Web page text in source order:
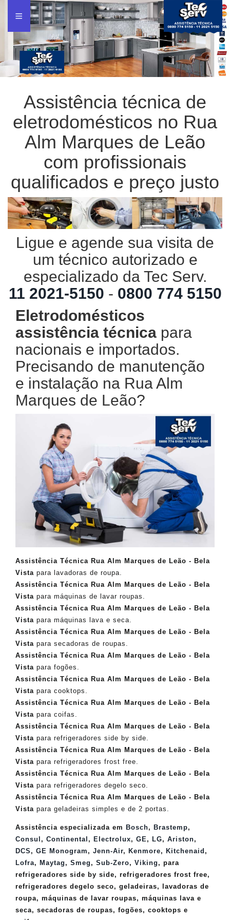
Assistência técnica de
eletrodomésticos no Rua
Alm Marques de Leão
com profissionais
qualificados e preço justo
Ligue e agende sua visita de
um técnico autorizado e
especializado da Tec Serv.
11 2021-5150 - 0800 774 5150
Eletrodomésticos
assistência técnica para
nacionais e importados.
Precisando de manutenção
e instalação na Rua Alm
Marques de Leão?
Assistência Técnica Rua Alm Marques de Leão - Bela
Vista para lavadoras de roupa.
Assistência Técnica Rua Alm Marques de Leão - Bela
Vista para máquinas de lavar roupas.
Assistência Técnica Rua Alm Marques de Leão - Bela
Vista para máquinas lava e seca.
Assistência Técnica Rua Alm Marques de Leão - Bela
Vista para secadoras de roupas.
Assistência Técnica Rua Alm Marques de Leão - Bela
Vista para fogões.
Assistência Técnica Rua Alm Marques de Leão - Bela
Vista para cooktops.
Assistência Técnica Rua Alm Marques de Leão - Bela
Vista para coifas.
Assistência Técnica Rua Alm Marques de Leão - Bela
Vista para refrigeradores side by side.
Assistência Técnica Rua Alm Marques de Leão - Bela
Vista para refrigeradores frost free.
Assistência Técnica Rua Alm Marques de Leão - Bela
Vista para refrigeradores degelo seco.
Assistência Técnica Rua Alm Marques de Leão - Bela
Vista para geladeiras simples e de 2 portas.
Assistência especializada em Bosch, Brastemp,
Consul , Continental , Electrolux, GE , LG, Ariston,
DCS , GE Monogram , Jenn-Air, Kenmore, Kitchenaid ,
Lofra, Maytag , Smeg , Sub-Zero, Viking , para
refrigeradores side by side, refrigeradores frost free,
refrigeradores degelo seco, geladeiras, lavadoras de
roupa, máquinas de lavar roupas, máquinas lava e
seca, secadoras de roupas, fogões, cooktops e